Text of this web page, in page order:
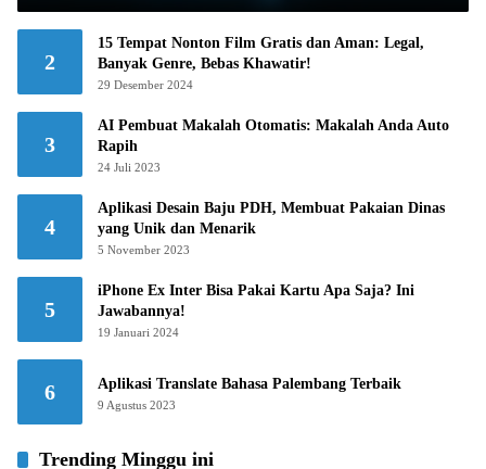
2
15 Tempat Nonton Film Gratis dan Aman: Legal,
Banyak Genre, Bebas Khawatir!
29 Desember 2024
3
AI Pembuat Makalah Otomatis: Makalah Anda Auto
Rapih
24 Juli 2023
4
Aplikasi Desain Baju PDH, Membuat Pakaian Dinas
yang Unik dan Menarik
5 November 2023
5
iPhone Ex Inter Bisa Pakai Kartu Apa Saja? Ini
Jawabannya!
19 Januari 2024
6 Aplikasi Translate Bahasa Palembang Terbaik
9 Agustus 2023
Trending Minggu ini